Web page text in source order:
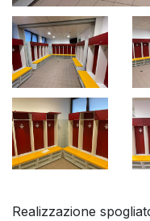
Realizzazione